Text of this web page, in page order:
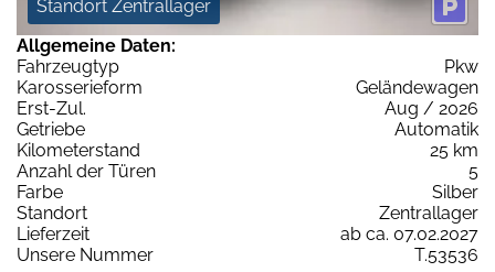
Standort Zentrallager
Allgemeine Daten:
Fahrzeugtyp
Pkw
Karosserieform
Geländewagen
Erst-Zul.
Aug / 2026
Getriebe
Automatik
Kilometerstand
25 km
Anzahl der Türen
5
Farbe
Silber
Standort
Zentrallager
Lieferzeit
ab ca. 07.02.2027
Unsere Nummer
T.53536